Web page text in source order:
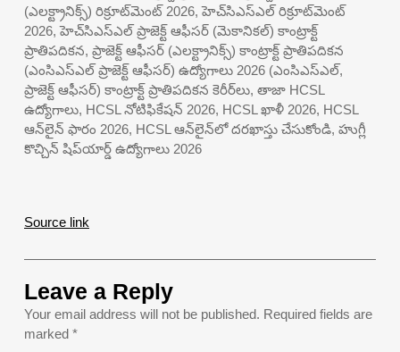
(ఎలక్ట్రానిక్స్) రిక్రూట్‌మెంట్ 2026, హెచ్‌సిఎస్‌ఎల్ రిక్రూట్‌మెంట్
2026, హెచ్‌సిఎస్‌ఎల్ ప్రాజెక్ట్ ఆఫీసర్ (మెకానికల్) కాంట్రాక్ట్
ప్రాతిపదికన, ప్రాజెక్ట్ ఆఫీసర్ (ఎలక్ట్రానిక్స్) కాంట్రాక్ట్ ప్రాతిపదికన
(ఎంసిఎస్‌ఎల్ ప్రాజెక్ట్ ఆఫీసర్) ఉద్యోగాలు 2026 (ఎంసిఎస్‌ఎల్,
ప్రాజెక్ట్ ఆఫీసర్) కాంట్రాక్ట్ ప్రాతిపదికన కెరీర్‌లు, తాజా HCSL
ఉద్యోగాలు, HCSL నోటిఫికేషన్ 2026, HCSL ఖాళీ 2026, HCSL
ఆన్‌లైన్ ఫారం 2026, HCSL ఆన్‌లైన్‌లో దరఖాస్తు చేసుకోండి, హుగ్లీ
కొచ్చిన్ షిప్‌యార్డ్ ఉద్యోగాలు 2026
Source link
Leave a Reply
Your email address will not be published. Required fields are
marked *